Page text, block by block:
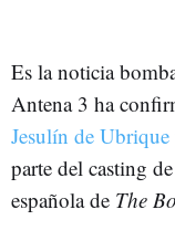
Es la noticia
Antena 3 ha
Jesulín de
parte del casting de
española de The